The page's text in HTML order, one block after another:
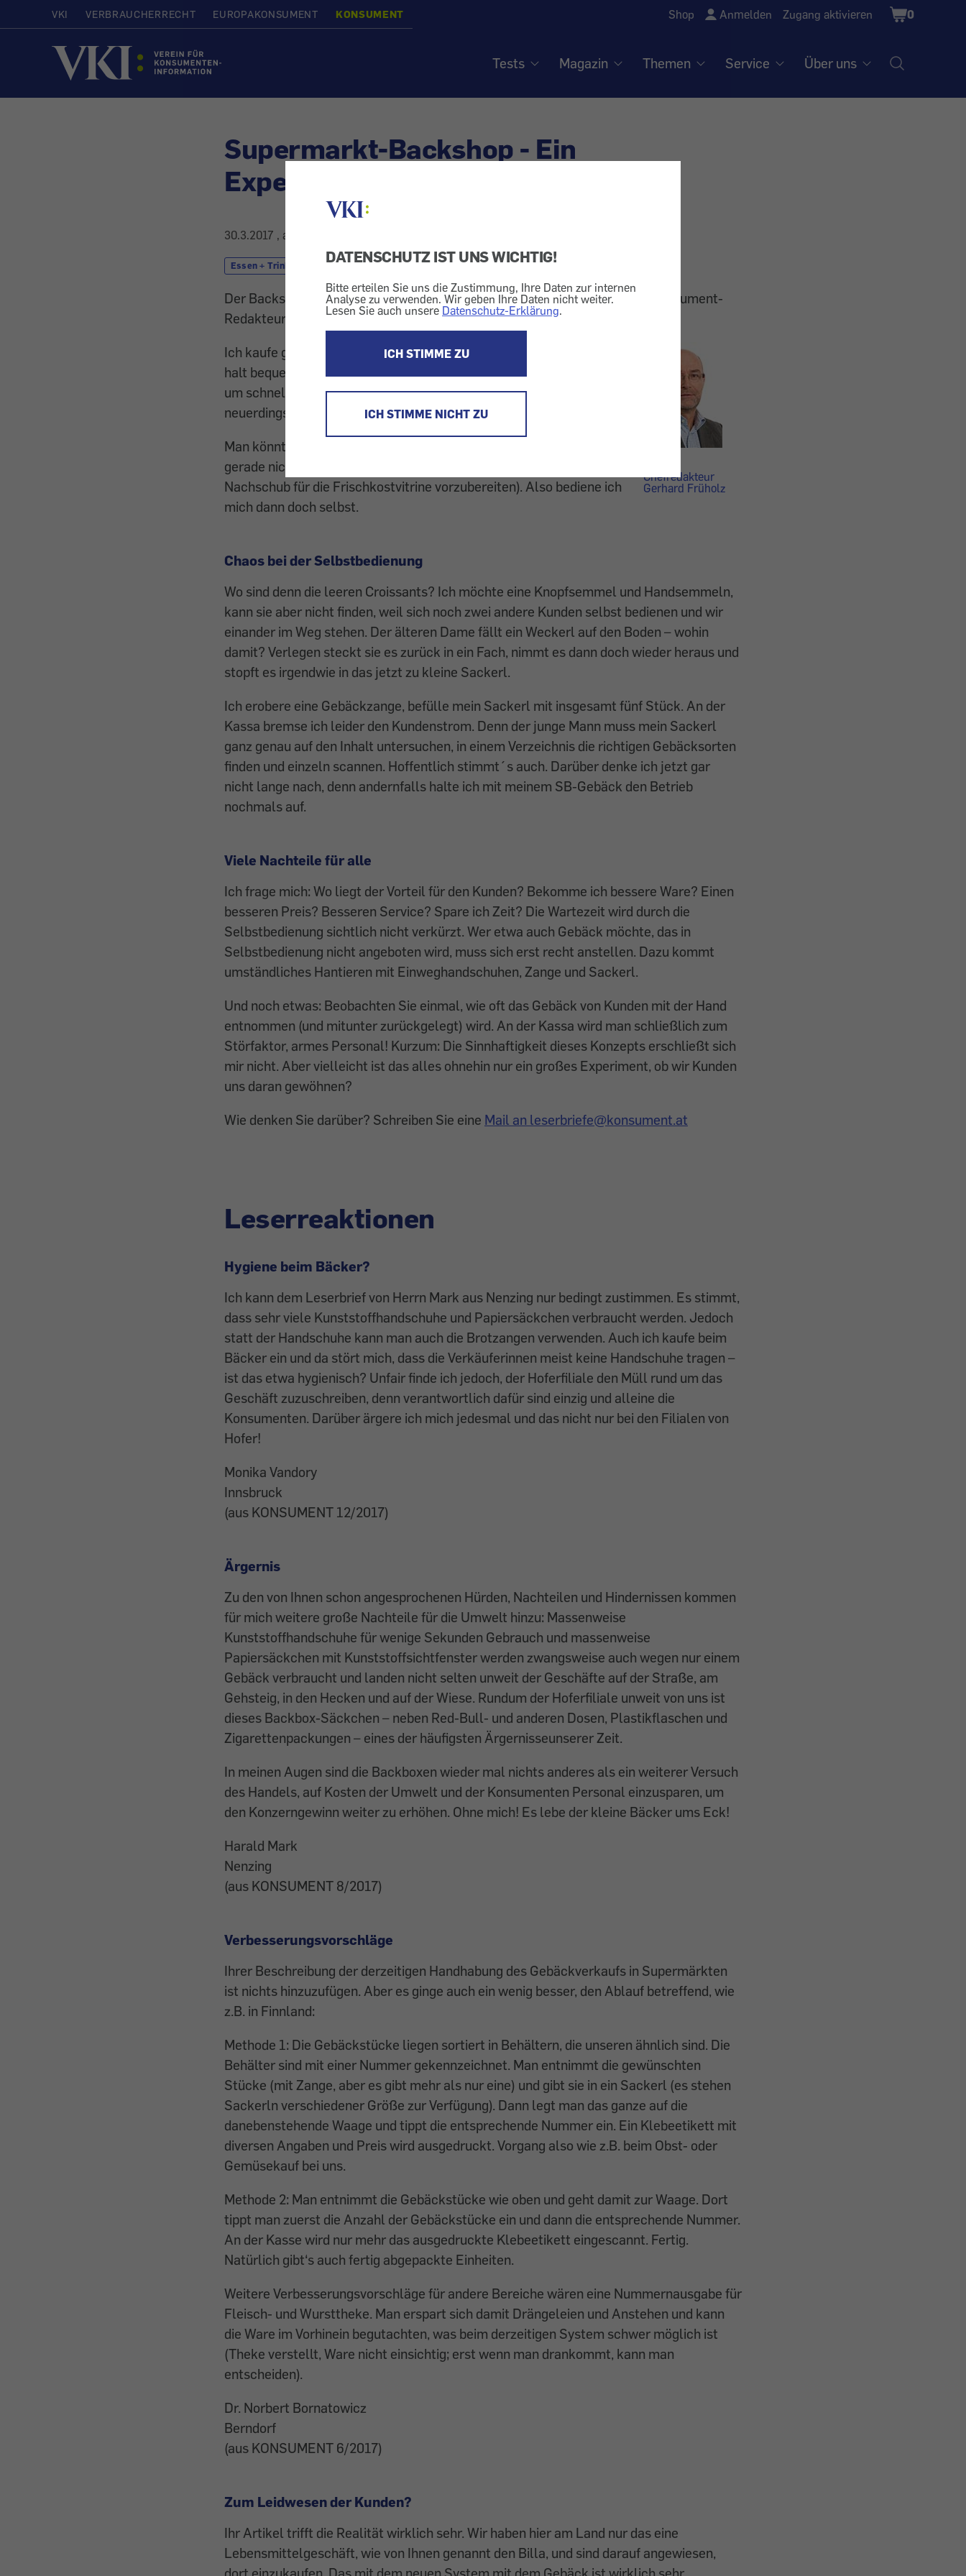
DATENSCHUTZ IST UNS WICHTIG!
Bitte erteilen Sie uns die Zustimmung, Ihre Daten zur internen
Analyse zu verwenden. Wir geben Ihre Daten nicht weiter.
Lesen Sie auch unsere Datenschutz-Erklärung.
ICH STIMME ZU
ICH STIMME NICHT ZU
VKI VERBRAUCHERRECHT EUROPAKONSUMENT KONSUMENT Shop Anmelden Zugang aktivieren
Shopping
Cart
0
Startseite
Tests Magazin Themen Service Über uns
Supermarkt-Backshop - Ein
Experiment?
30.3.2017 , aktualisiert am
Essen + Trinken Brot
Der Backshop bei BILLA wirft einige Fragen auf. „- Ein "Aufgespießt" von Konsument-
Redakteur Gerhard Früholz.“
Chefredakteur
Gerhard Früholz
Ich kaufe grundsätzlich lieber in kleinen Läden. Aber manchmal ist es
halt bequemer, einfach in die nächste BILLA-Filiale zu laufen – etwa,
um schnell Gebäck fürs Frühstück zu holen. Das gibt es dort
neuerdings auch in Selbstbedienung.
Man könnte sich wohl bedienen lassen, aber das Personal ist entweder
gerade nicht da oder mit anderen Dingen beschäftigt (etwa damit,
Nachschub für die Frischkostvitrine vorzubereiten). Also bediene ich
mich dann doch selbst.
Chaos bei der Selbstbedienung
Wo sind denn die leeren Croissants? Ich möchte eine Knopfsemmel und Handsemmeln,
kann sie aber nicht finden, weil sich noch zwei andere Kunden selbst bedienen und wir
einander im Weg stehen. Der älteren Dame fällt ein Weckerl auf den Boden – wohin
damit? Verlegen steckt sie es zurück in ein Fach, nimmt es dann doch wieder heraus und
stopft es irgendwie in das jetzt zu kleine Sackerl.
Ich erobere eine Gebäckzange, befülle mein Sackerl mit insgesamt fünf Stück. An der
Kassa bremse ich leider den Kundenstrom. Denn der junge Mann muss mein Sackerl
ganz genau auf den Inhalt untersuchen, in einem Verzeichnis die richtigen Gebäcksorten
finden und einzeln scannen. Hoffentlich stimmt´s auch. Darüber denke ich jetzt gar
nicht lange nach, denn andernfalls halte ich mit meinem SB-Gebäck den Betrieb
nochmals auf.
Viele Nachteile für alle
Ich frage mich: Wo liegt der Vorteil für den Kunden? Bekomme ich bessere Ware? Einen
besseren Preis? Besseren Service? Spare ich Zeit? Die Wartezeit wird durch die
Selbstbedienung sichtlich nicht verkürzt. Wer etwa auch Gebäck möchte, das in
Selbstbedienung nicht angeboten wird, muss sich erst recht anstellen. Dazu kommt
umständliches Hantieren mit Einweghandschuhen, Zange und Sackerl.
Und noch etwas: Beobachten Sie einmal, wie oft das Gebäck von Kunden mit der Hand
entnommen (und mitunter zurückgelegt) wird. An der Kassa wird man schließlich zum
Störfaktor, armes Personal! Kurzum: Die Sinnhaftigkeit dieses Konzepts erschließt sich
mir nicht. Aber vielleicht ist das alles ohnehin nur ein großes Experiment, ob wir Kunden
uns daran gewöhnen?
Wie denken Sie darüber? Schreiben Sie eine Mail an leserbriefe@konsument.at
Leserreaktionen
Hygiene beim Bäcker?
Ich kann dem Leserbrief von Herrn Mark aus Nenzing nur bedingt zustimmen. Es stimmt,
dass sehr viele Kunststoffhandschuhe und Papiersäckchen verbraucht werden. Jedoch
statt der Handschuhe kann man auch die Brotzangen verwenden. Auch ich kaufe beim
Bäcker ein und da stört mich, dass die Verkäuferinnen meist keine Handschuhe tragen –
ist das etwa hygienisch? Unfair finde ich jedoch, der Hoferfiliale den Müll rund um das
Geschäft zuzuschreiben, denn verantwortlich dafür sind einzig und alleine die
Konsumenten. Darüber ärgere ich mich jedesmal und das nicht nur bei den Filialen von
Hofer!
Monika Vandory
Innsbruck
(aus KONSUMENT 12/2017)
Ärgernis
Zu den von Ihnen schon angesprochenen Hürden, Nachteilen und Hindernissen kommen
für mich weitere große Nachteile für die Umwelt hinzu: Massenweise
Kunststoffhandschuhe für wenige Sekunden Gebrauch und massenweise
Papiersäckchen mit Kunststoffsichtfenster werden zwangsweise auch wegen nur einem
Gebäck verbraucht und landen nicht selten unweit der Geschäfte auf der Straße, am
Gehsteig, in den Hecken und auf der Wiese. Rundum der Hoferfiliale unweit von uns ist
dieses Backbox-Säckchen – neben Red-Bull- und anderen Dosen, Plastikflaschen und
Zigarettenpackungen – eines der häufigsten Ärgernisseunserer Zeit.
In meinen Augen sind die Backboxen wieder mal nichts anderes als ein weiterer Versuch
des Handels, auf Kosten der Umwelt und der Konsumenten Personal einzusparen, um
den Konzerngewinn weiter zu erhöhen. Ohne mich! Es lebe der kleine Bäcker ums Eck!
Harald Mark
Nenzing
(aus KONSUMENT 8/2017)
Verbesserungsvorschläge
Ihrer Beschreibung der derzeitigen Handhabung des Gebäckverkaufs in Supermärkten
ist nichts hinzuzufügen. Aber es ginge auch ein wenig besser, den Ablauf betreffend, wie
z.B. in Finnland:
Methode 1: Die Gebäckstücke liegen sortiert in Behältern, die unseren ähnlich sind. Die
Behälter sind mit einer Nummer gekennzeichnet. Man entnimmt die gewünschten
Stücke (mit Zange, aber es gibt mehr als nur eine) und gibt sie in ein Sackerl (es stehen
Sackerln verschiedener Größe zur Verfügung). Dann legt man das ganze auf die
danebenstehende Waage und tippt die entsprechende Nummer ein. Ein Klebeetikett mit
diversen Angaben und Preis wird ausgedruckt. Vorgang also wie z.B. beim Obst- oder
Gemüsekauf bei uns.
Methode 2: Man entnimmt die Gebäckstücke wie oben und geht damit zur Waage. Dort
tippt man zuerst die Anzahl der Gebäckstücke ein und dann die entsprechende Nummer.
An der Kasse wird nur mehr das ausgedruckte Klebeetikett eingescannt. Fertig.
Natürlich gibt‘s auch fertig abgepackte Einheiten.
Weitere Verbesserungsvorschläge für andere Bereiche wären eine Nummernausgabe für
Fleisch- und Wursttheke. Man erspart sich damit Drängeleien und Anstehen und kann
die Ware im Vorhinein begutachten, was beim derzeitigen System schwer möglich ist
(Theke verstellt, Ware nicht einsichtig; erst wenn man drankommt, kann man
entscheiden).
Dr. Norbert Bornatowicz
Berndorf
(aus KONSUMENT 6/2017)
Zum Leidwesen der Kunden?
Ihr Artikel trifft die Realität wirklich sehr. Wir haben hier am Land nur das eine
Lebensmittelgeschäft, wie von Ihnen genannt den Billa, und sind darauf angewiesen,